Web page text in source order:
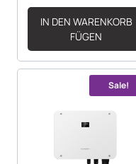
IN DEN WARENKORB
FÜGEN
Sale!